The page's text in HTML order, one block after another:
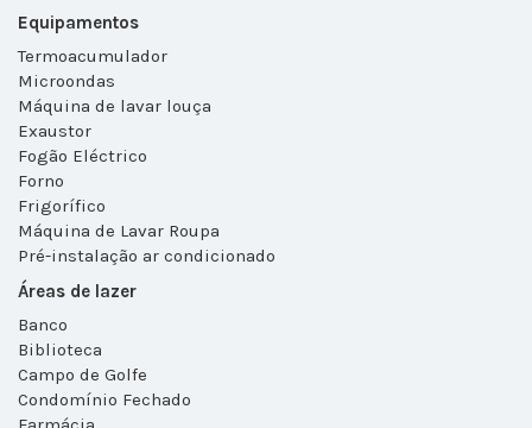
Equipamentos
Termoacumulador
Microondas
Máquina de lavar louça
Exaustor
Fogão Eléctrico
Forno
Frigorífico
Máquina de Lavar Roupa
Pré-instalação ar condicionado
Áreas de lazer
Banco
Biblioteca
Campo de Golfe
Condomínio Fechado